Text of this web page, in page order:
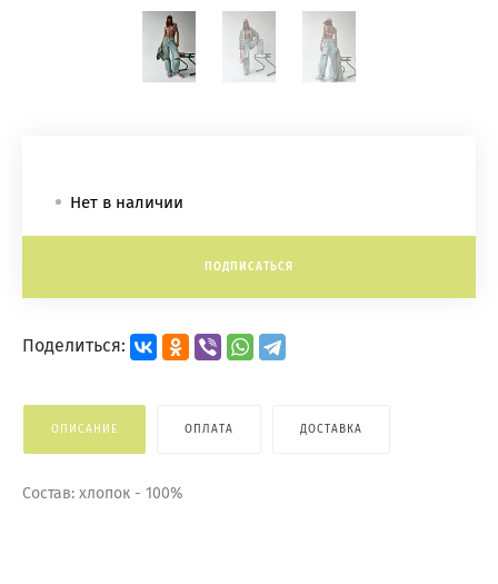
Нет в наличии
ПОДПИСАТЬСЯ
Поделиться:
ОПИСАНИЕ ОПЛАТА ДОСТАВКА
Состав: хлопок - 100%